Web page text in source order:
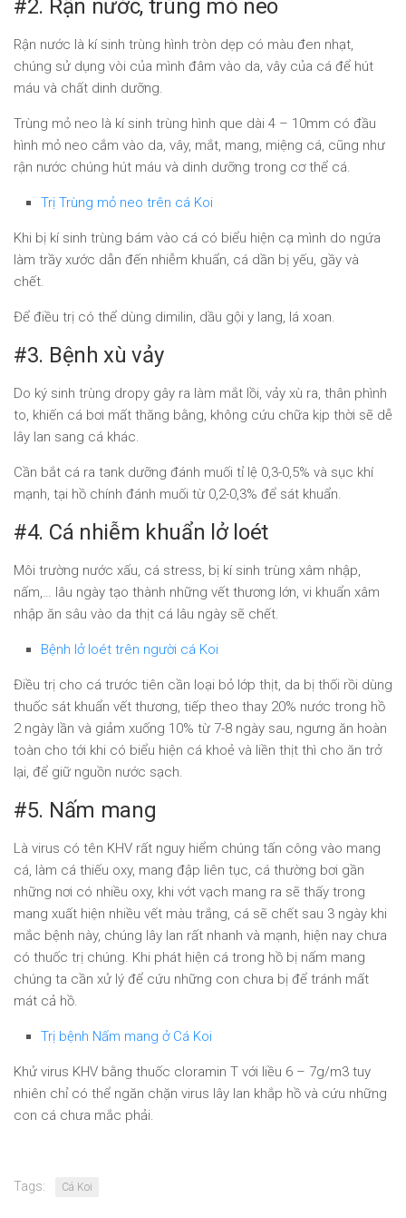
#2. Rận nước, trùng mỏ neo
Rận nước là kí sinh trùng hình tròn dẹp có màu đen nhạt,
chúng sử dụng vòi của mình đâm vào da, vây của cá để hút
máu và chất dinh dưỡng.
Trùng mỏ neo là kí sinh trùng hình que dài 4 – 10mm có đầu
hình mỏ neo cắm vào da, vây, mắt, mang, miệng cá, cũng như
rận nước chúng hút máu và dinh dưỡng trong cơ thể cá.
Trị Trùng mỏ neo trên cá Koi
Khi bị kí sinh trùng bám vào cá có biểu hiện cạ mình do ngứa
làm trầy xước dẫn đến nhiễm khuẩn, cá dần bị yếu, gầy và
chết.
Để điều trị có thể dùng dimilin, dầu gội y lang, lá xoan.
#3. Bệnh xù vảy
Do ký sinh trùng dropy gây ra làm mắt lồi, vảy xù ra, thân phình
to, khiến cá bơi mất thăng bằng, không cứu chữa kịp thời sẽ dễ
lây lan sang cá khác.
Cần bắt cá ra tank dưỡng đánh muối tỉ lệ 0,3-0,5% và sục khí
mạnh, tại hồ chính đánh muối từ 0,2-0,3% để sát khuẩn.
#4. Cá nhiễm khuẩn lở loét
Môi trường nước xấu, cá stress, bị kí sinh trùng xâm nhập,
nấm,… lâu ngày tạo thành những vết thương lớn, vi khuẩn xâm
nhập ăn sâu vào da thịt cá lâu ngày sẽ chết.
Bệnh lở loét trên người cá Koi
Điều trị cho cá trước tiên cần loại bỏ lớp thịt, da bị thối rồi dùng
thuốc sát khuẩn vết thương, tiếp theo thay 20% nước trong hồ
2 ngày lần và giảm xuống 10% từ 7-8 ngày sau, ngưng ăn hoàn
toàn cho tới khi có biểu hiện cá khoẻ và liền thịt thì cho ăn trở
lại, để giữ nguồn nước sạch.
#5. Nấm mang
Là virus có tên KHV rất nguy hiểm chúng tấn công vào mang
cá, làm cá thiếu oxy, mang đập liên tục, cá thường bơi gần
những nơi có nhiều oxy, khi vớt vạch mang ra sẽ thấy trong
mang xuất hiện nhiều vết màu trắng, cá sẽ chết sau 3 ngày khi
mắc bệnh này, chúng lây lan rất nhanh và mạnh, hiện nay chưa
có thuốc trị chúng. Khi phát hiện cá trong hồ bị nấm mang
chúng ta cần xử lý để cứu những con chưa bị để tránh mất
mát cả hồ.
Trị bệnh Nấm mang ở Cá Koi
Khử virus KHV bằng thuốc cloramin T với liều 6 – 7g/m3 tuy
nhiên chỉ có thể ngăn chặn virus lây lan khắp hồ và cứu những
con cá chưa mắc phải.
Tags: Cá Koi